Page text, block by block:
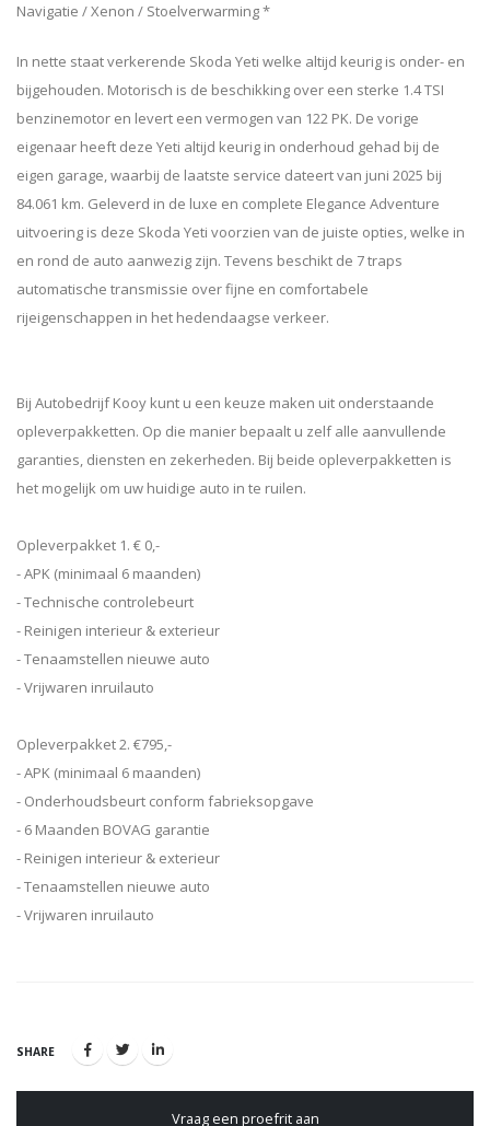
Navigatie / Xenon / Stoelverwarming *
In nette staat verkerende Skoda Yeti welke altijd keurig is onder- en
bijgehouden. Motorisch is de beschikking over een sterke 1.4 TSI
benzinemotor en levert een vermogen van 122 PK. De vorige
eigenaar heeft deze Yeti altijd keurig in onderhoud gehad bij de
eigen garage, waarbij de laatste service dateert van juni 2025 bij
84.061 km. Geleverd in de luxe en complete Elegance Adventure
uitvoering is deze Skoda Yeti voorzien van de juiste opties, welke in
en rond de auto aanwezig zijn. Tevens beschikt de 7 traps
automatische transmissie over fijne en comfortabele
rijeigenschappen in het hedendaagse verkeer.
Bij Autobedrijf Kooy kunt u een keuze maken uit onderstaande
opleverpakketten. Op die manier bepaalt u zelf alle aanvullende
garanties, diensten en zekerheden. Bij beide opleverpakketten is
het mogelijk om uw huidige auto in te ruilen.
Opleverpakket 1. € 0,-
- APK (minimaal 6 maanden)
- Technische controlebeurt
- Reinigen interieur & exterieur
- Tenaamstellen nieuwe auto
- Vrijwaren inruilauto
Opleverpakket 2. €795,-
- APK (minimaal 6 maanden)
- Onderhoudsbeurt conform fabrieksopgave
- 6 Maanden BOVAG garantie
- Reinigen interieur & exterieur
- Tenaamstellen nieuwe auto
- Vrijwaren inruilauto
SHARE
Vraag een proefrit aan